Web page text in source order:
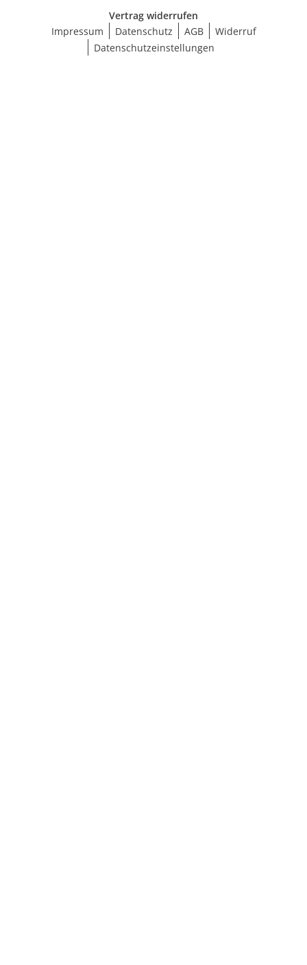
Vertrag widerrufen
Impressum
Datenschutz AGB
Widerruf
Datenschutzeinstellungen